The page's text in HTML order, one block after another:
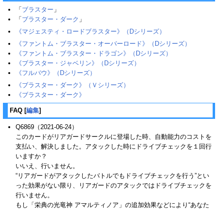
「 ブラスター 」
「 ブラスター・ダーク 」
《マジェスティ・ロードブラスター》‎（Dシリーズ）
《ファントム・ブラスター・オーバーロード》‎（Dシリーズ）‎
《ファントム・ブラスター・ドラゴン》（Dシリーズ）
《ブラスター・ジャベリン》（Dシリーズ）
《フルバウ》（Dシリーズ）
《ブラスター・ダーク》（Ｖシリーズ）
《ブラスター・ダーク》
FAQ [編集]
Q6869（2021-06-24）
このカードがリアガードサークルに登場した時、自動能力のコストを
支払い、解決しました。アタックした時にドライブチェックを１回行
いますか？
いいえ、行いません。
“リアガードがアタックしたバトルでもドライブチェックを行う”とい
った効果がない限り、リアガードのアタックではドライブチェックを
行いません。
もし「栄典の光竜神 アマルティノア」の追加効果などにより“あなた